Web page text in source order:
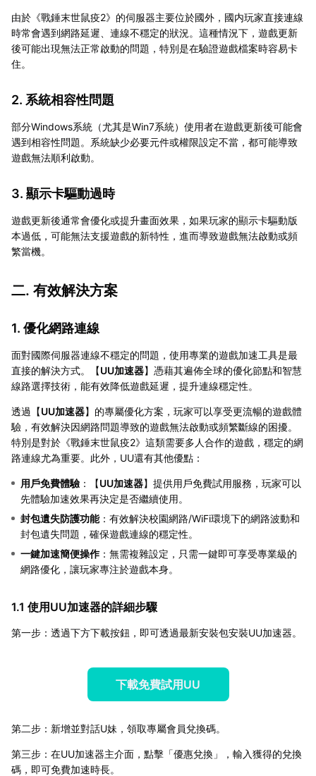
由於《戰錘末世鼠疫2》的伺服器主要位於國外，國内玩家直接連線
時常會遇到網路延遲、連線不穩定的狀況。這種情況下，遊戲更新
後可能出現無法正常啟動的問題，特別是在驗證遊戲檔案時容易卡
住。
2. 系統相容性問題
部分Windows系統（尤其是Win7系統）使用者在遊戲更新後可能會
遇到相容性問題。系統缺少必要元件或權限設定不當，都可能導致
遊戲無法順利啟動。
3. 顯示卡驅動過時
遊戲更新後通常會優化或提升畫面效果，如果玩家的顯示卡驅動版
本過低，可能無法支援遊戲的新特性，進而導致遊戲無法啟動或頻
繁當機。
二. 有效解決方案
1. 優化網路連線
面對國際伺服器連線不穩定的問題，使用專業的遊戲加速工具是最
直接的解決方式。【UU加速器】憑藉其遍佈全球的優化節點和智慧
線路選擇技術，能有效降低遊戲延遲，提升連線穩定性。
透過【UU加速器】的專屬優化方案，玩家可以享受更流暢的遊戲體
驗，有效解決因網路問題導致的遊戲無法啟動或頻繁斷線的困擾。
特別是對於《戰錘末世鼠疫2》這類需要多人合作的遊戲，穩定的網
路連線尤為重要。此外，UU還有其他優點：
用戶免費體驗 ：【UU加速器】提供用戶免費試用服務，玩家可以
先體驗加速效果再決定是否繼續使用。
封包遺失防護功能：有效解決校園網路/WiFi環境下的網路波動和
封包遺失問題，確保遊戲連線的穩定性。
一鍵加速簡便操作：無需複雜設定，只需一鍵即可享受專業級的
網路優化，讓玩家專注於遊戲本身。
1.1 使用UU加速器的詳細步驟
第一步：透過下方下載按鈕，即可透過最新安裝包安裝UU加速器。
下載免費試用UU
第二步：新增並對話U妹，領取專屬會員兌換碼。
第三步：在UU加速器主介面，點擊「優惠兌換」，輸入獲得的兌換
碼，即可免費加速時長。